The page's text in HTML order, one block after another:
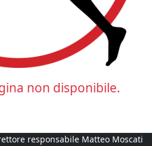
non disponibile.
responsabile Matteo Moscati